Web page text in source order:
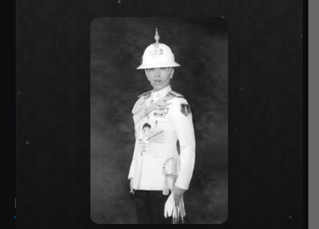
SIAMRATH VARIETY
THE BEST ENTERTAINMENT
Recent Posts